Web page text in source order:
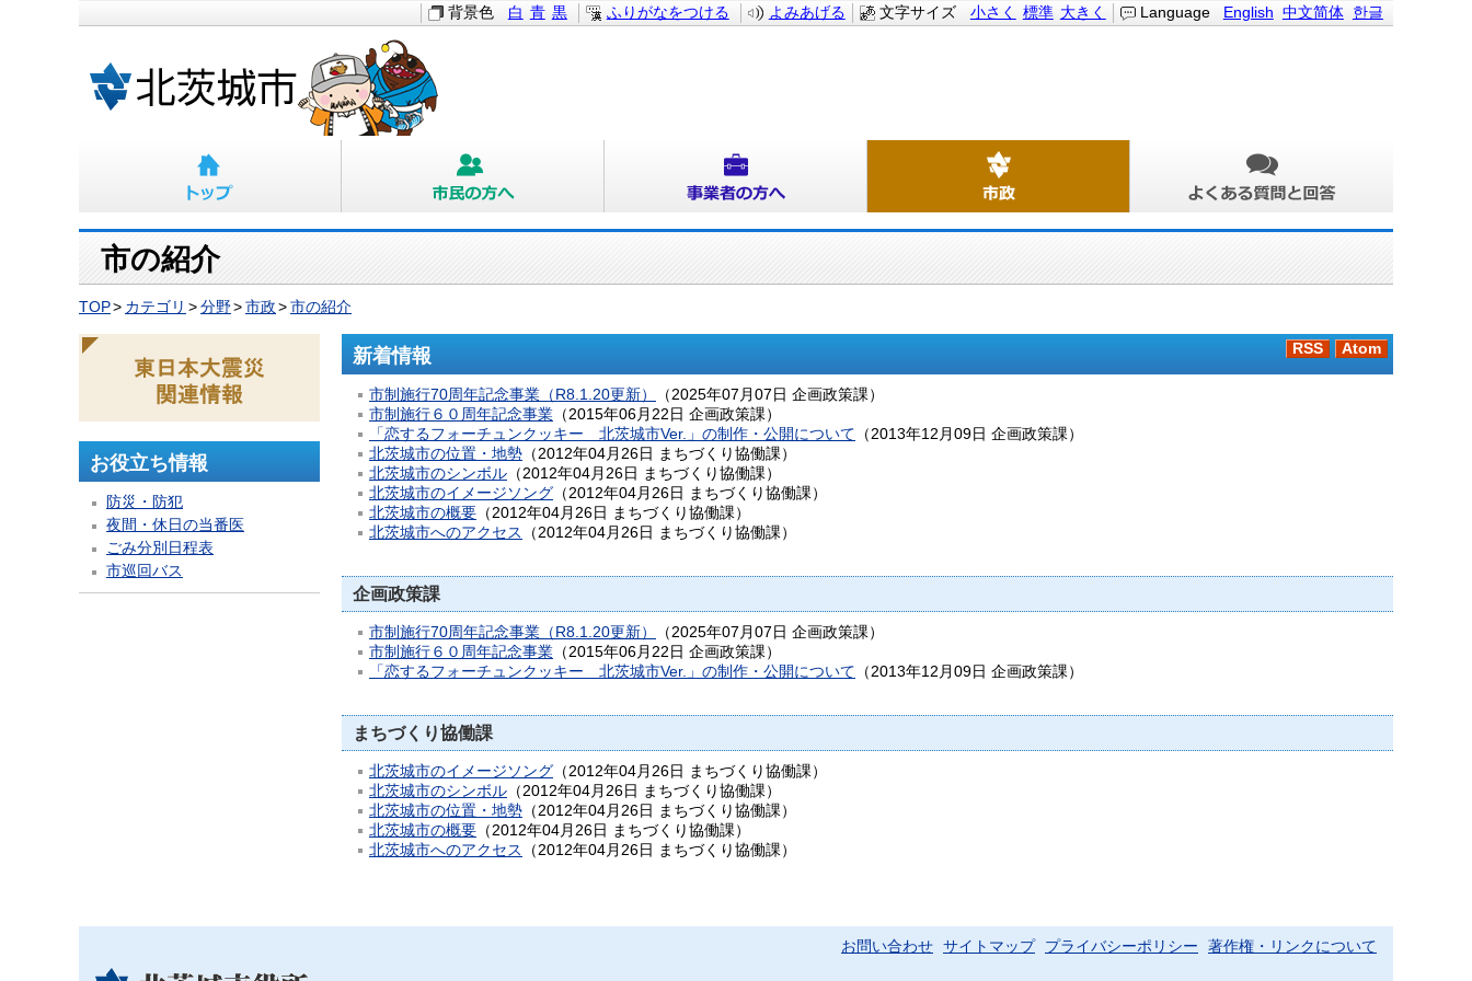
Language English 中文简体 한글
文字サイズ 小さく 標準 大きく
背景色 白 青 黒 ふりがなをつける よみあげる
市の紹介
TOP カテゴリ 分野 市政 市の紹介
新着情報 RSS Atom
市制施行70周年記念事業（R8.1.20更新） （2025年07月07日 企画政策課）
市制施行６０周年記念事業 （2015年06月22日 企画政策課）
「恋するフォーチュンクッキー 北茨城市Ver.」の制作・公開について （2013年12月09日 企画政策課）
北茨城市の位置・地勢 （2012年04月26日 まちづくり協働課）
北茨城市のシンボル （2012年04月26日 まちづくり協働課）
北茨城市のイメージソング （2012年04月26日 まちづくり協働課）
北茨城市の概要 （2012年04月26日 まちづくり協働課）
北茨城市へのアクセス
（2012年04月26日 まちづくり協働課）
企画政策課
市制施行70周年記念事業（R8.1.20更新） （2025年07月07日 企画政策課）
市制施行６０周年記念事業 （2015年06月22日 企画政策課）
「恋するフォーチュンクッキー 北茨城市Ver.」の制作・公開について （2013年12月09日 企画政策課）
まちづくり協働課
北茨城市のイメージソング （2012年04月26日 まちづくり協働課）
北茨城市のシンボル （2012年04月26日 まちづくり協働課）
北茨城市の位置・地勢 （2012年04月26日 まちづくり協働課）
北茨城市の概要 （2012年04月26日 まちづくり協働課）
北茨城市へのアクセス
（2012年04月26日 まちづくり協働課）
お役立ち情報
防災・防犯
夜間・休日の当番医
ごみ分別日程表
市巡回バス
お問い合わせ サイトマップ プライバシーポリシー 著作権・リンクについて